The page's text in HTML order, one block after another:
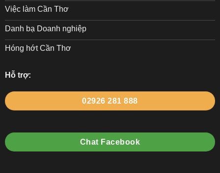
Việc làm Cần Thơ
Danh bạ Doanh nghiệp
Hóng hớt Cần Thơ
Hỗ trợ:
02926 281 888
Chat Facebook